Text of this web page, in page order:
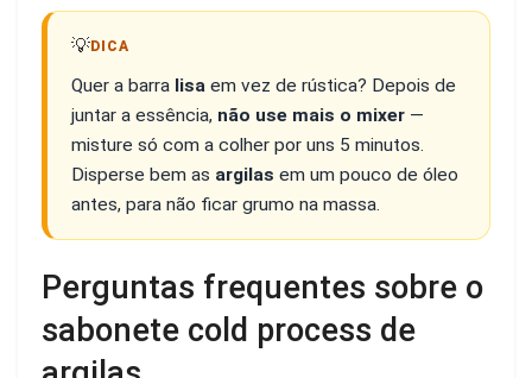
💡DICA
Quer a barra lisa em vez de rústica? Depois de
juntar a essência, não use mais o mixer —
misture só com a colher por uns 5 minutos.
Disperse bem as argilas em um pouco de óleo
antes, para não ficar grumo na massa.
Perguntas frequentes sobre o
sabonete cold process de